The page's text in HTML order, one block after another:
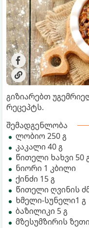
გიზიარებთ
რეცეპტს.
შემადგენლობა
ლობიო 250 გ
კაკალი 40 გ
წითელი ხახვი 50
ნიორი 1 კბილი
ქინძი 15 გ
წითელი ღვინის
ხმელი-სუნელი1 გ
ბაზილიკი 5 გ
მზესუმზირის